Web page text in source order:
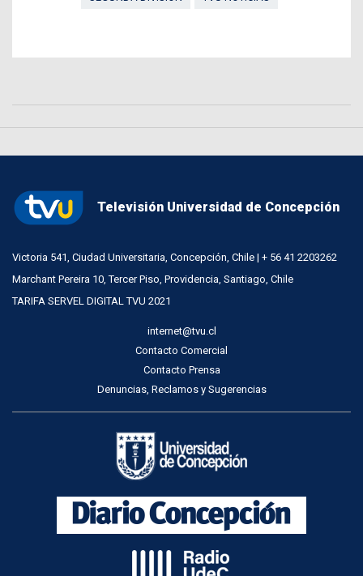
Televisión Universidad de Concepción
Victoria 541, Ciudad Universitaria, Concepción, Chile | + 56 41 2203262
Marchant Pereira 10, Tercer Piso, Providencia, Santiago, Chile
TARIFA SERVEL DIGITAL TVU 2021
internet@tvu.cl
Contacto Comercial
Contacto Prensa
Denuncias, Reclamos y Sugerencias